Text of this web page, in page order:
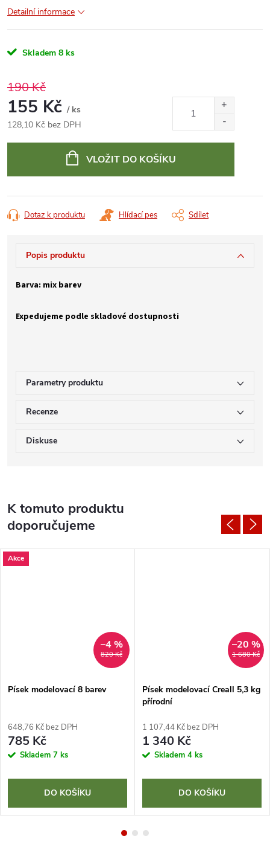
Detailní informace
Skladem 8 ks
190 Kč
155 Kč / ks
128,10 Kč bez DPH
VLOŽIT DO KOŠÍKU
Dotaz k produktu Hlídací pes Sdílet
Popis produktu
Barva: mix barev
Expedujeme podle skladové dostupnosti
Parametry produktu
Recenze
Diskuse
K tomuto produktu
doporučujeme
Akce
820 Kč
–4 %
Písek modelovací 8 barev
648,76 Kč bez DPH
785 Kč
Skladem 7 ks
DO KOŠÍKU
1 680 Kč
–20 %
Písek modelovací Creall 5,3 kg
přírodní
1 107,44 Kč bez DPH
1 340 Kč
Skladem 4 ks
DO KOŠÍKU